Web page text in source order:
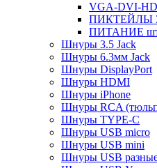
VGA-DVI-
ПИКТЕЙЛЫ
ПИТАНИЕ
Шнуры 3.5 Jack
Шнуры 6.3мм Jack
Шнуры DisplayPort
Шнуры HDMI
Шнуры iPhone
Шнуры RCA
Шнуры TYPE-C
Шнуры USB micro
Шнуры USB mini
Шнуры USB